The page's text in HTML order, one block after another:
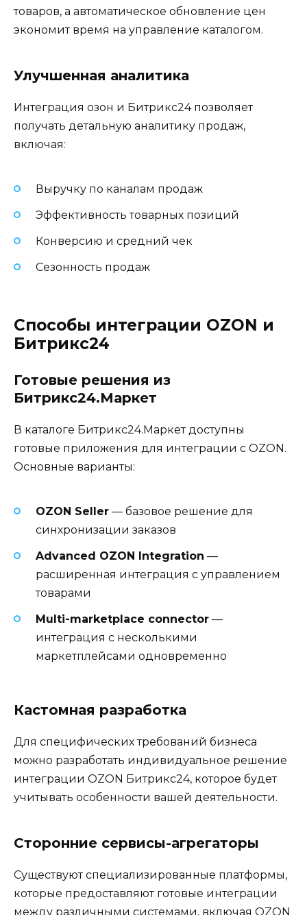
товаров, а автоматическое обновление цен
экономит время на управление каталогом.
Улучшенная аналитика
Интеграция озон и Битрикс24 позволяет
получать детальную аналитику продаж,
включая:
Выручку по каналам продаж
Эффективность товарных позиций
Конверсию и средний чек
Сезонность продаж
Способы интеграции OZON и
Битрикс24
Готовые решения из
Битрикс24.Маркет
В каталоге Битрикс24.Маркет доступны
готовые приложения для интеграции с OZON.
Основные варианты:
OZON Seller — базовое решение для
синхронизации заказов
Advanced OZON Integration —
расширенная интеграция с управлением
товарами
Multi-marketplace connector —
интеграция с несколькими
маркетплейсами одновременно
Кастомная разработка
Для специфических требований бизнеса
можно разработать индивидуальное решение
интеграции OZON Битрикс24, которое будет
учитывать особенности вашей деятельности.
Сторонние сервисы-агрегаторы
Существуют специализированные платформы,
которые предоставляют готовые интеграции
между различными системами, включая OZON